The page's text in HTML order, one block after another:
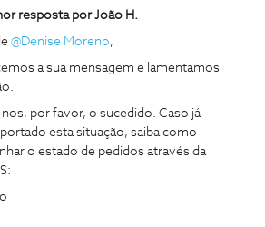
resposta porJoão H.
@Denise Moreno,
a sua mensagem e lamentamos
nos, por favor, o sucedido. Caso já
esta situação, saiba como
o estado de pedidos através da